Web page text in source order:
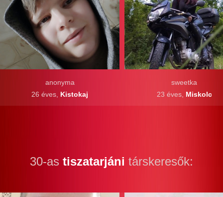
anonyma
26 éves, Kistokaj
sweetka
23 éves, Miskolc
30-as tiszatarjáni társkeresők: